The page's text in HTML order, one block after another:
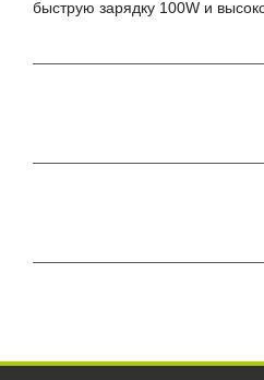
быструю зарядку 100W и